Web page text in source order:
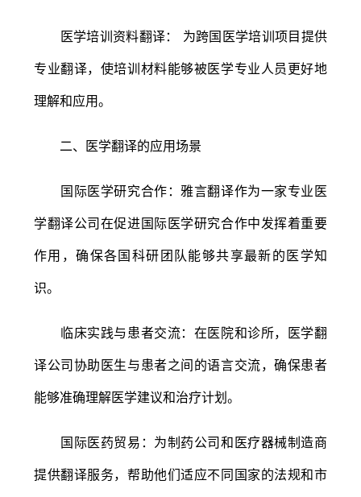
医学培训资料翻译： 为跨国医学培训项目提供
专业翻译，使培训材料能够被医学专业人员更好地
理解和应用。
二、医学翻译的应用场景
国际医学研究合作：雅言翻译作为一家专业医
学翻译公司在促进国际医学研究合作中发挥着重要
作用，确保各国科研团队能够共享最新的医学知
识。
临床实践与患者交流：在医院和诊所，医学翻
译公司协助医生与患者之间的语言交流，确保患者
能够准确理解医学建议和治疗计划。
国际医药贸易：为制药公司和医疗器械制造商
提供翻译服务，帮助他们适应不同国家的法规和市